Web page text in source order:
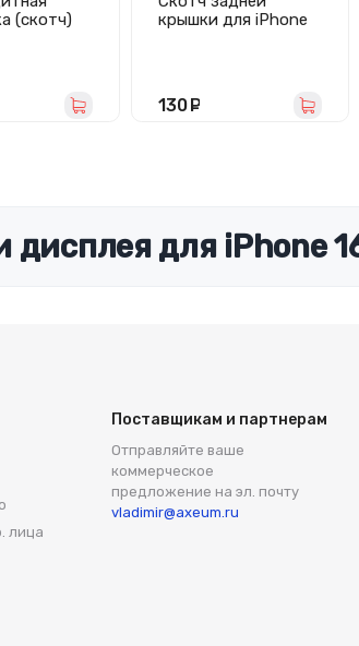
(скотч)
крышки для iPhone
130
для iPhone
лица
Поставщикам и партнерам
Отправляйте ваше
коммерческое
предложение на эл. почту
vladimir@axeum.ru